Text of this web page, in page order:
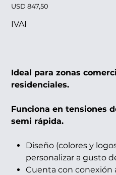
Precio
USD 847,50
IVAI
Ideal para zonas
residenciales.
Funciona en tensiones
semi rápida.
Diseño (colores y
personalizar a gusto
Cuenta con conexión